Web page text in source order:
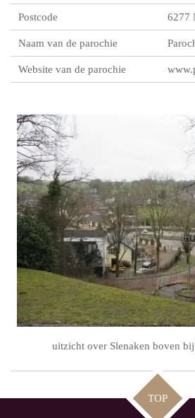
Postcode 6277
Naam van de parochie
Website van de parochie
uitzicht over Slenaken boven
TOP